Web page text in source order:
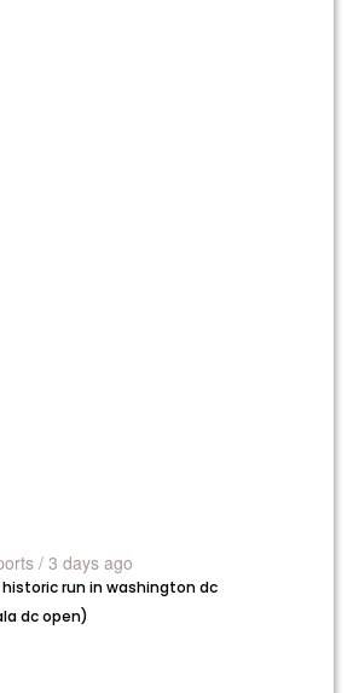
/ 3 days ago
historic run in washington dc
dc open)